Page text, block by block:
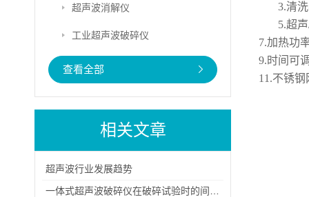
超声波消解仪
工业超声波破碎仪
查看全部
相关文章
超声波行业发展趋势
3.清洗
5.超声
7.加热功
9.时间可
11.不锈钢